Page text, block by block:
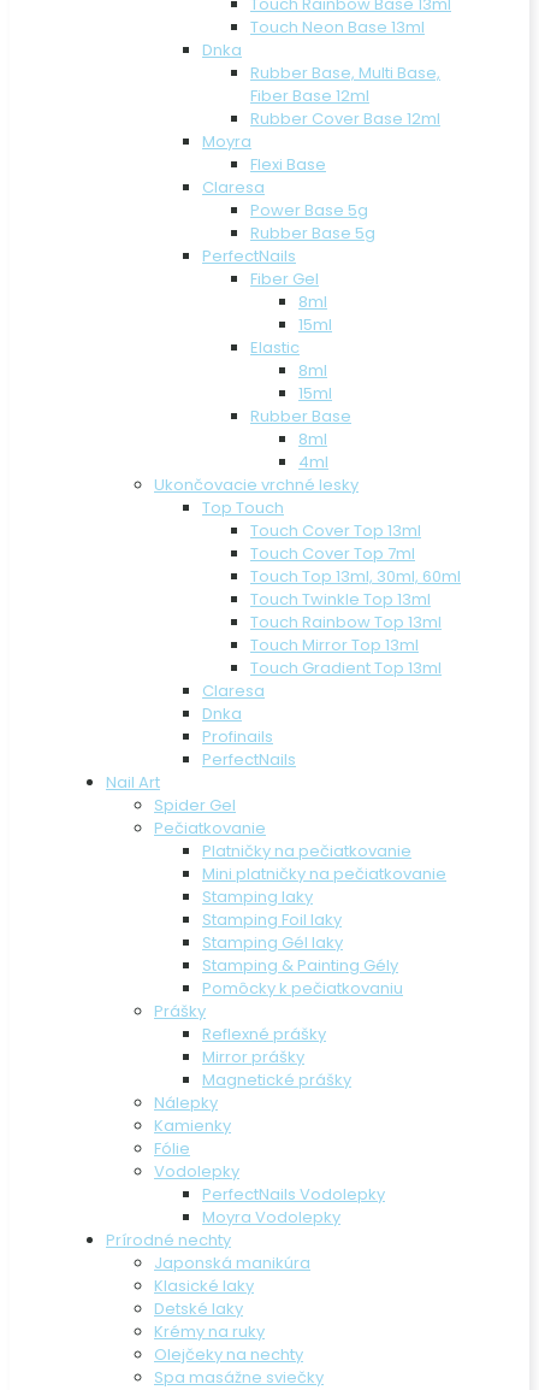
Touch Neon Base 13ml
Dnka
Rubber Base, Multi Base,
Fiber Base 12ml
Rubber Cover Base 12ml
Moyra
Flexi Base
Claresa
Power Base 5g
Rubber Base 5g
PerfectNails
Fiber Gel
8ml
15ml
Elastic
8ml
15ml
Rubber Base
8ml
4ml
Ukončovacie vrchné lesky
Top Touch
Touch Cover Top 13ml
Touch Cover Top 7ml
Touch Top 13ml, 30ml, 60ml
Touch Twinkle Top 13ml
Touch Rainbow Top 13ml
Touch Mirror Top 13ml
Touch Gradient Top 13ml
Claresa
Dnka
Profinails
PerfectNails
Nail Art
Spider Gel
Pečiatkovanie
Platničky na pečiatkovanie
Mini platničky na pečiatkovanie
Stamping laky
Stamping Foil laky
Stamping Gél laky
Stamping & Painting Gély
Pomôcky k pečiatkovaniu
Prášky
Reflexné prášky
Mirror prášky
Magnetické prášky
Nálepky
Kamienky
Fólie
Vodolepky
PerfectNails Vodolepky
Moyra Vodolepky
Prírodné nechty
Japonská manikúra
Klasické laky
Detské laky
Krémy na ruky
Olejčeky na nechty
Spa masážne sviečky